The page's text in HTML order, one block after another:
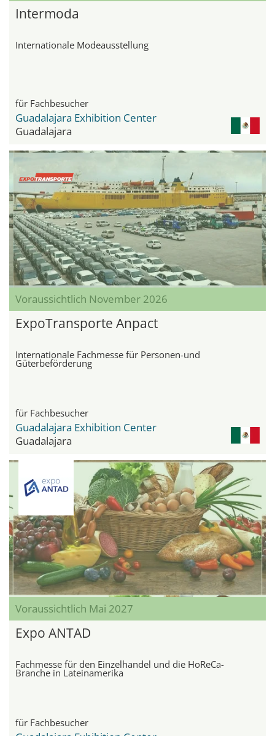
Intermoda
Internationale Modeausstellung
für Fachbesucher
Guadalajara Exhibition Center
Guadalajara
Voraussichtlich November 2026
ExpoTransporte Anpact
Internationale Fachmesse für Personen-und
Güterbeförderung
für Fachbesucher
Guadalajara Exhibition Center
Guadalajara
Voraussichtlich Mai 2027
Expo ANTAD
Fachmesse für den Einzelhandel und die HoReCa-
Branche in Lateinamerika
für Fachbesucher